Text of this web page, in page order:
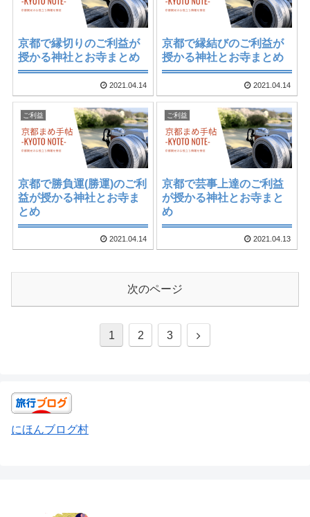
京都で縁切りのご利益が
授かる神社とお寺まとめ
2021.04.14
京都で縁結びのご利益が
授かる神社とお寺まとめ
2021.04.14
ご利益
京都で勝負運(勝運)のご利
益が授かる神社とお寺ま
とめ
2021.04.14
ご利益
京都で芸事上達のご利益
が授かる神社とお寺まと
め
2021.04.13
次のページ
1 2 3
にほんブログ村